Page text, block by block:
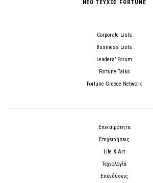
ΝΕΟ ΤΕΥΧΟΣ FORTUNE
Corporate Lists
Business Lists
Leaders’ Forum
Fortune Talks
Fortune Greece Network
Επικαιρότητα
Επιχειρήσεις
Life & Art
Τεχνολογία
Επενδύσεις